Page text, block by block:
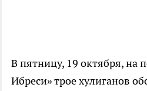
В пятницу, 19 октября, на
Ибреси» трое хулиганов